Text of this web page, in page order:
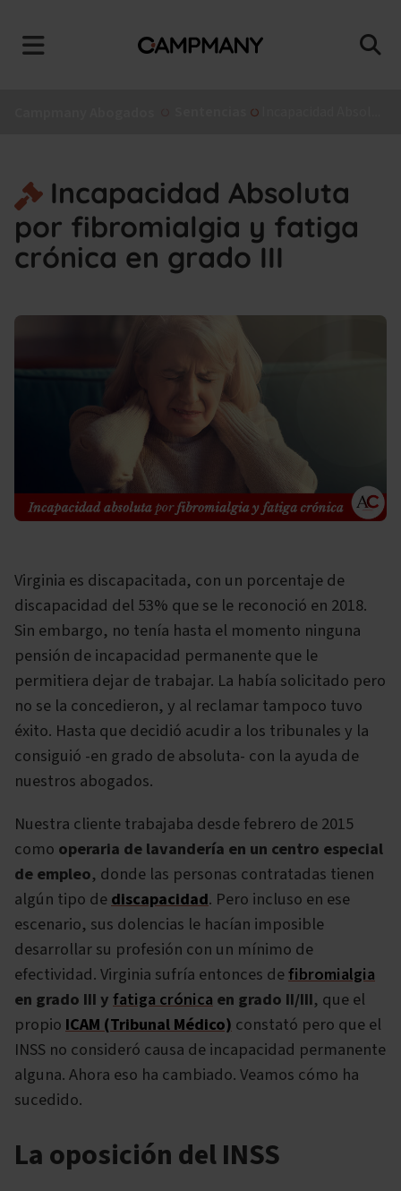
Incapacidad Absoluta
por fibromialgia y fatiga
crónica en grado III
Virginia es discapacitada, con un porcentaje de
discapacidad del 53% que se le reconoció en 2018.
Sin embargo, no tenía hasta el momento ninguna
pensión de incapacidad permanente que le
permitiera dejar de trabajar. La había solicitado pero
no se la concedieron, y al reclamar tampoco tuvo
éxito. Hasta que decidió acudir a los tribunales y la
consiguió -en grado de absoluta- con la ayuda de
nuestros abogados.
Nuestra cliente trabajaba desde febrero de 2015
como operaria de lavandería en un centro especial
de empleo, donde las personas contratadas tienen
algún tipo dediscapacidad. Pero incluso en ese
escenario, sus dolencias le hacían imposible
desarrollar su profesión con un mínimo de
efectividad. Virginia sufría entonces defibromialgia
en grado III yfatiga crónica en grado II/III, que el
propio ICAM (Tribunal Médico) constató pero que el
INSS no consideró causa de incapacidad permanente
alguna. Ahora eso ha cambiado. Veamos cómo ha
sucedido.
La oposición del INSS